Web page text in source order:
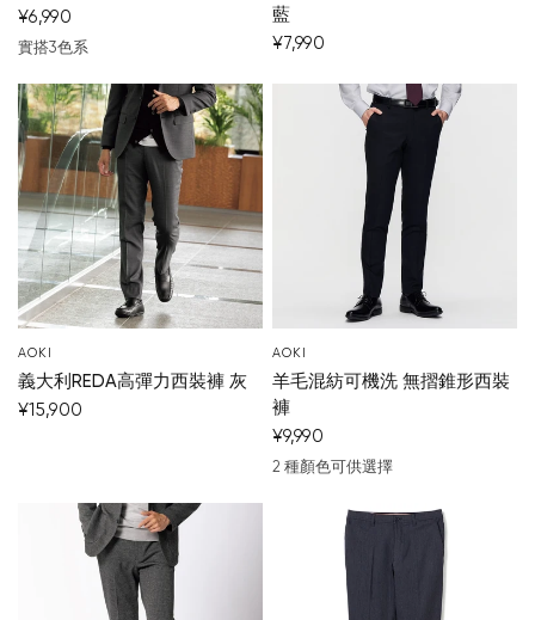
¥6,990
深藍 黑 中灰
實搭3色系
藍
¥7,990
AOKI
義大利REDA高彈力西裝褲 灰
¥15,900
AOKI
羊毛混紡可機洗 無摺錐形西裝
褲
¥9,990
深藍中灰
2 種顏色可供選擇